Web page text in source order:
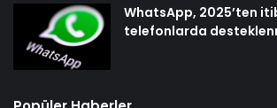
WhatsApp, 2025’ten
telefonlarda